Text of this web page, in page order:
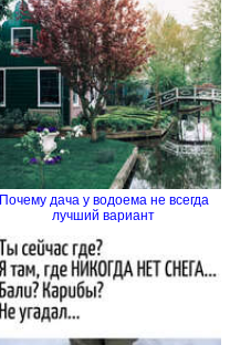
Почему дача у водоема не всегда
лучший вариант